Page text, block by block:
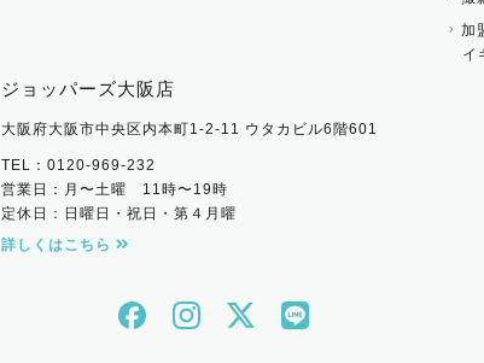
ジョッパーズ大阪店
大阪府大阪市中央区内本町1-2-11 ウタカビル6階601
TEL：0120-969-232
営業日：月〜土曜 11時〜19時
定休日：日曜日・祝日・第４月曜
詳しくはこちら
加
イ